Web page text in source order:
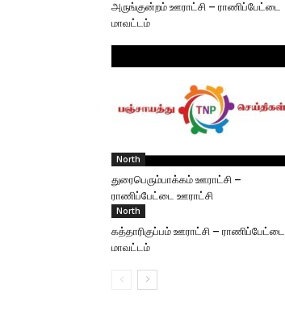
அருங்குன்றம் ஊராட்சி – ராணிப்பேட்டை
மாவட்டம்
North
துரைபெரும்பாக்கம் ஊராட்சி –
ராணிப்பேட்டை ஊராட்சி
North
கத்தாரிகுப்பம் ஊராட்சி – ராணிப்பேட்டை
மாவட்டம்